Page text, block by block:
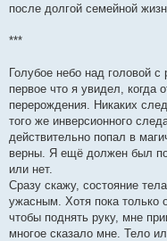
после долгой семейной
***
Голубое небо над головой
первое что я увидел, когда
перерождения. Никаких
того же инверсионного
действительно попал в
верны. Я ещё должен был
или нет.
Сразу скажу, состояние
ужасным. Хотя пока
чтобы поднять руку, мне
многое сказало мне. Тело